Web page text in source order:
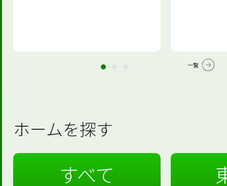
一覧
ホームを探す
すべて